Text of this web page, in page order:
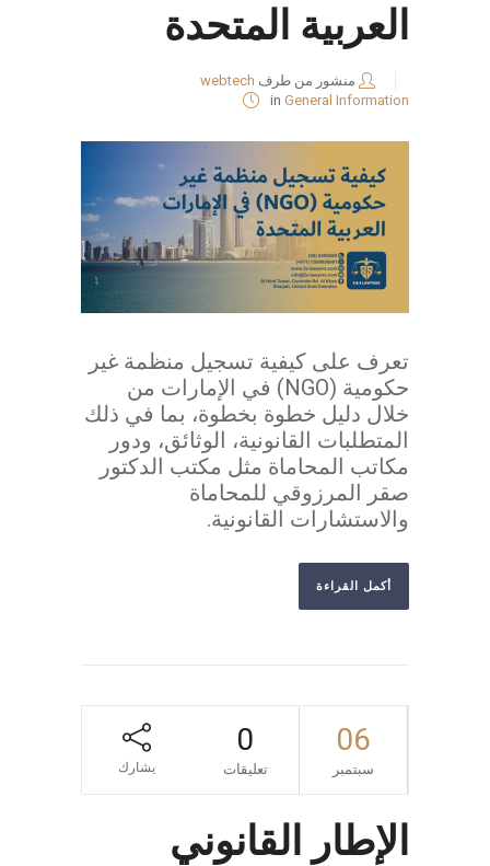
العربية المتحدة
منشور من طرف webtech
in General Information
تعرف على كيفية تسجيل منظمة غير
حكومية (NGO) في الإمارات من
خلال دليل خطوة بخطوة، بما في ذلك
المتطلبات القانونية، الوثائق، ودور
مكاتب المحاماة مثل مكتب الدكتور
صقر المرزوقي للمحاماة
والاستشارات القانونية.
أكمل القراءة
06
سبتمبر
0
تعليقات يشارك
الإطار القانوني